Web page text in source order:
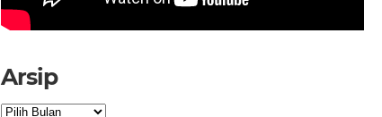
Arsip
Arsip